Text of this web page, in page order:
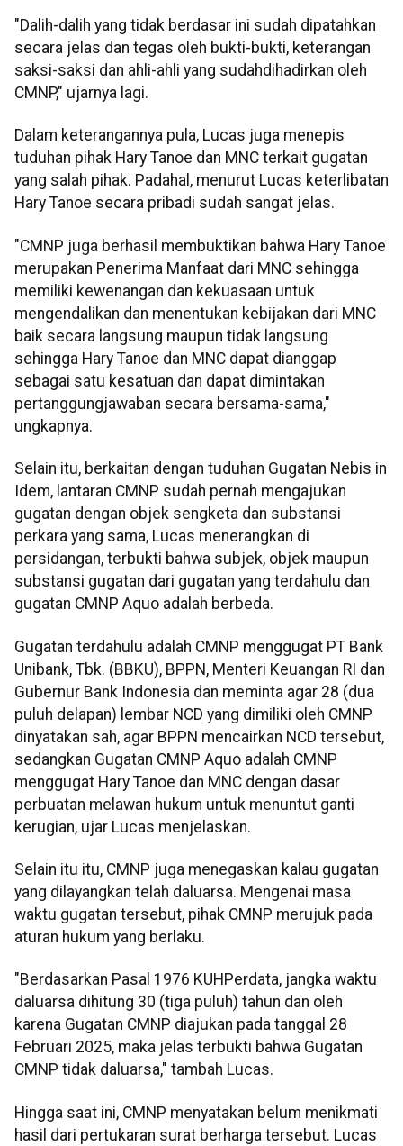
"Dalih-dalih yang tidak berdasar ini sudah dipatahkan
secara jelas dan tegas oleh bukti-bukti, keterangan
saksi-saksi dan ahli-ahli yang sudahdihadirkan oleh
CMNP," ujarnya lagi.
Dalam keterangannya pula, Lucas juga menepis
tuduhan pihak Hary Tanoe dan MNC terkait gugatan
yang salah pihak. Padahal, menurut Lucas keterlibatan
Hary Tanoe secara pribadi sudah sangat jelas.
"CMNP juga berhasil membuktikan bahwa Hary Tanoe
merupakan Penerima Manfaat dari MNC sehingga
memiliki kewenangan dan kekuasaan untuk
mengendalikan dan menentukan kebijakan dari MNC
baik secara langsung maupun tidak langsung
sehingga Hary Tanoe dan MNC dapat dianggap
sebagai satu kesatuan dan dapat dimintakan
pertanggungjawaban secara bersama-sama,"
ungkapnya.
Selain itu, berkaitan dengan tuduhan Gugatan Nebis in
Idem, lantaran CMNP sudah pernah mengajukan
gugatan dengan objek sengketa dan substansi
perkara yang sama, Lucas menerangkan di
persidangan, terbukti bahwa subjek, objek maupun
substansi gugatan dari gugatan yang terdahulu dan
gugatan CMNP Aquo adalah berbeda.
Gugatan terdahulu adalah CMNP menggugat PT Bank
Unibank, Tbk. (BBKU), BPPN, Menteri Keuangan RI dan
Gubernur Bank Indonesia dan meminta agar 28 (dua
puluh delapan) lembar NCD yang dimiliki oleh CMNP
dinyatakan sah, agar BPPN mencairkan NCD tersebut,
sedangkan Gugatan CMNP Aquo adalah CMNP
menggugat Hary Tanoe dan MNC dengan dasar
perbuatan melawan hukum untuk menuntut ganti
kerugian, ujar Lucas menjelaskan.
Selain itu itu, CMNP juga menegaskan kalau gugatan
yang dilayangkan telah daluarsa. Mengenai masa
waktu gugatan tersebut, pihak CMNP merujuk pada
aturan hukum yang berlaku.
"Berdasarkan Pasal 1976 KUHPerdata, jangka waktu
daluarsa dihitung 30 (tiga puluh) tahun dan oleh
karena Gugatan CMNP diajukan pada tanggal 28
Februari 2025, maka jelas terbukti bahwa Gugatan
CMNP tidak daluarsa," tambah Lucas.
Hingga saat ini, CMNP menyatakan belum menikmati
hasil dari pertukaran surat berharga tersebut. Lucas